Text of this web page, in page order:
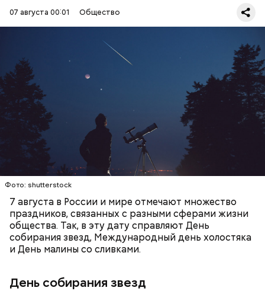
07 августа 00:01
Общество
Фото: shutterstock
7 августа в России и мире отмечают множество
праздников, связанных с разными сферами жизни
общества. Так, в эту дату справляют День
собирания звезд, Международный день холостяка
и День малины со сливками.
День собирания звезд
День собирания звезд учрежден в честь
метеорного потока Персеиды, который ежегодно
можно наблюдать в августе. Все любители
смотреть на звездопад 7 августа выезжают за
город — в местность, где нет светового
загрязнения и где можно невооруженным глазом
наблюдать за падающими звездами.
ЕДА ПРАЗДНИКИ
СЛАДОСТИ